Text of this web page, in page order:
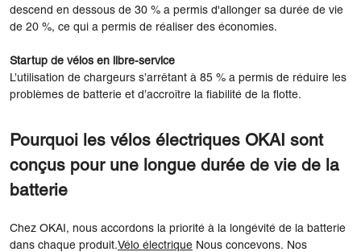
descend en dessous de 30 % a permis d'allonger sa durée de vie
de 20 %, ce qui a permis de réaliser des économies.
Startup de vélos en libre-service
L’utilisation de chargeurs s’arrêtant à 85 % a permis de réduire les
problèmes de batterie et d’accroître la fiabilité de la flotte.
Pourquoi les vélos électriques OKAI sont
conçus pour une longue durée de vie de la
batterie
Chez OKAI, nous accordons la priorité à la longévité de la batterie
dans chaque produit.Vélo électrique Nous concevons. Nos